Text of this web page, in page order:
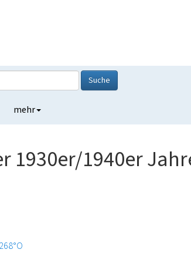
Suche
mehr
1930er/1940er